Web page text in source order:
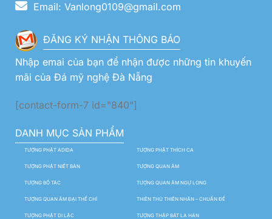
Email: Vanlong0109@gmail.com
ĐĂNG KÝ NHẬN THÔNG BÁO
Nhập emai của bạn để nhận được những tin khuyến
mãi của Đá mỹ nghệ Đà Nẵng
[contact-form-7 id="840"]
DANH MỤC SẢN PHẨM
TƯỢNG PHẬT ADIDA TƯỢNG PHẬT THÍCH CA
TƯỢNG PHẬT NIẾT BÀN TƯỢNG QUAN ÂM
TƯỢNG BỒ TÁC TƯỢNG QUAN ÂM NGỰ LONG
TƯỢNG QUAN ÂM ĐẠI THẾ CHÍ THIÊN THỦ THIÊN NHÃN – CHUẨN ĐỀ
TƯỢNG PHẬT DI LẶC TƯỢNG THẬP BÁT LA HÁN